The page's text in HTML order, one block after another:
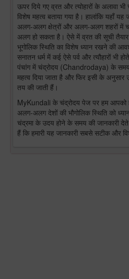
ऊपर दिये गए व्रत और त्योहारों के अलावा
विशेष महत्व बताया गया है। हालांकि यहाँ
अलग-अलग क्षेत्रों और अलग-अलग शहरों में
अलग हो सकता है। ऐसे में व्रत की सूची
भूगोलिक स्थिति का विशेष ध्यान रखने की
सनातन धर्म में कई ऐसे पर्व और त्यौहारों भी
पंचांग में चंद्रोदय (Chandrodaya) के समय
महत्व दिया जाता है और फिर इसी के अनुसार
तय की जाती हैं।
MyKundali के चंद्रोदय पेज पर हम आपको
अलग-अलग देशों की भौगोलिक स्थिति को
चंद्रमा के उदय होने के समय की जानकारी
हैं कि हमारी यह जानकारी सबसे सटीक और